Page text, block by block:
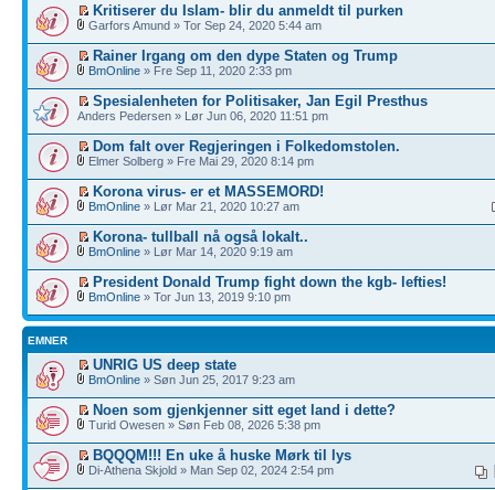
Kritiserer du Islam- blir du anmeldt til purken
Garfors Amund » Tor Sep 24, 2020 5:44 am
Rainer Irgang om den dype Staten og Trump
BmOnline » Fre Sep 11, 2020 2:33 pm
Spesialenheten for Politisaker, Jan Egil Presthus
Anders Pedersen » Lør Jun 06, 2020 11:51 pm
Dom falt over Regjeringen i Folkedomstolen.
Elmer Solberg » Fre Mai 29, 2020 8:14 pm
Korona virus- er et MASSEMORD!
BmOnline » Lør Mar 21, 2020 10:27 am
Korona- tullball nå også lokalt..
BmOnline » Lør Mar 14, 2020 9:19 am
President Donald Trump fight down the kgb- lefties!
BmOnline » Tor Jun 13, 2019 9:10 pm
EMNER
UNRIG US deep state
BmOnline » Søn Jun 25, 2017 9:23 am
Noen som gjenkjenner sitt eget land i dette?
Turid Owesen » Søn Feb 08, 2026 5:38 pm
BQQQM!!! En uke å huske Mørk til lys
Di-Athena Skjold » Man Sep 02, 2024 2:54 pm